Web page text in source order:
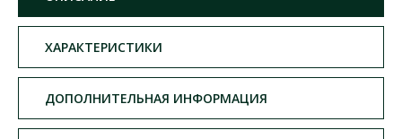
ХАРАКТЕРИСТИКИ
ДОПОЛНИТЕЛЬНАЯ ИНФОРМАЦИЯ